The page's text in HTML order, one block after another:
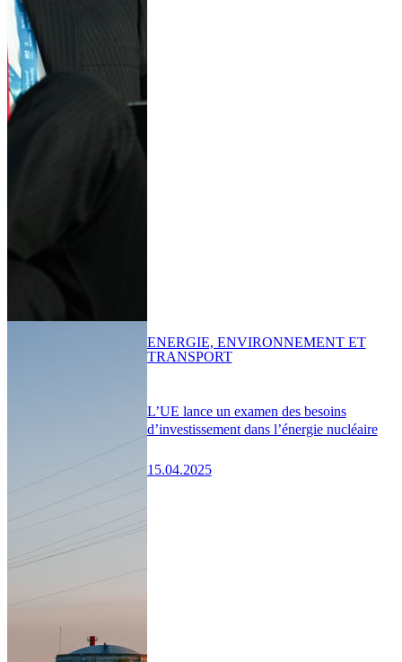
L’UE lance un examen des besoins
d’investissement dans l’énergie nucléaire
15.04.2025
ENERGIE, ENVIRONNEMENT ET
TRANSPORT